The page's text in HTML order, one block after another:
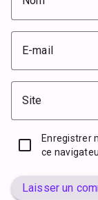
E-mail
Site
Enregistrer
ce
Laisser un